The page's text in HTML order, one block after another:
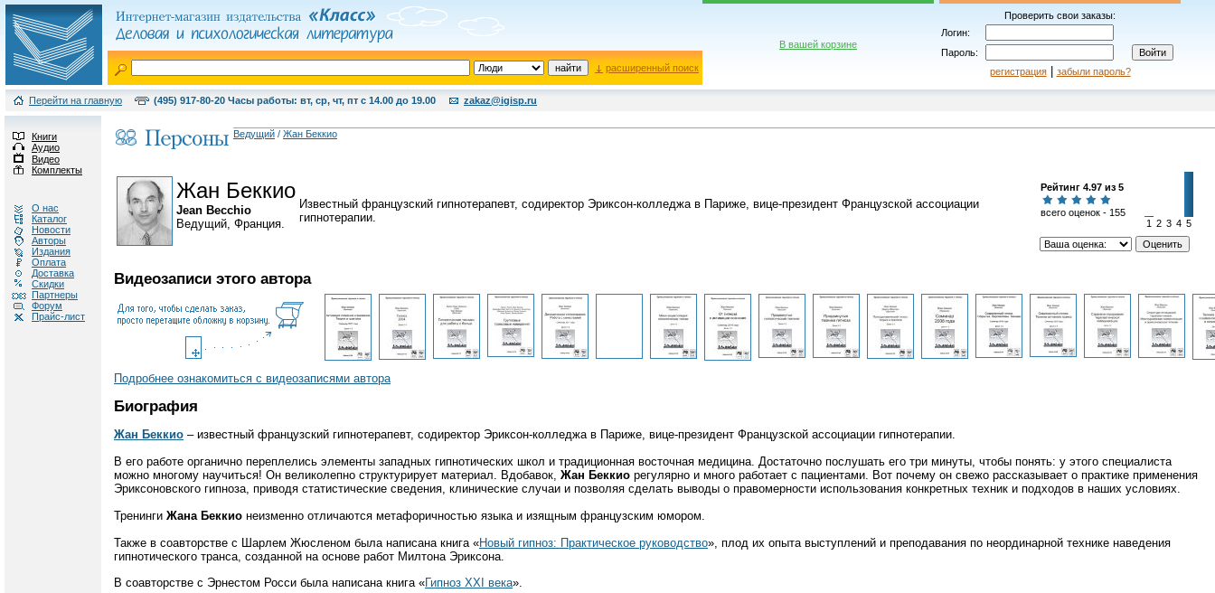
расширенный поиск
В вашей корзине
Проверить свои заказы:
Логин:
Пароль:
регистрация| забыли пароль?
Перейти на главную (495) 917-80-20 Часы работы: вт, ср, чт, пт с 14.00 до 19.00 zakaz@igisp.ru
Книги
Аудио
Видео
Комплекты
О нас
Каталог
Новости
Авторы
Издания
Оплата
Доставка
Скидки
Партнеры
Форум
Прайс-лист
Ведущий / Жан Беккио
Жан Беккио
Jean Becchio
Ведущий, Франция.
Известный французский гипнотерапевт, содиректор Эриксон-колледжа в Париже, вице-президент Французской ассоциации
гипнотерапии.
Рейтинг 4.97 из 5
всего оценок - 155
1 2 3 4 5
Видеозаписи этого автора
Подробнее ознакомиться с видеозаписями автора
Биография
Жан Беккио – известный французский гипнотерапевт, содиректор Эриксон-колледжа в Париже, вице-президент Французской ассоциации гипнотерапии.
В его работе органично переплелись элементы западных гипнотических школ и традиционная восточная медицина. Достаточно послушать его три минуты, чтобы понять: у этого специалиста
можно многому научиться! Он великолепно структурирует материал. Вдобавок, Жан Беккио регулярно и много работает с пациентами. Вот почему он свежо рассказывает о практике применения
Эриксоновского гипноза, приводя статистические сведения, клинические случаи и позволяя сделать выводы о правомерности использования конкретных техник и подходов в наших условиях.
Тренинги Жана Беккио неизменно отличаются метафоричностью языка и изящным французским юмором.
Также в соавторстве с Шарлем Жюсленом была написана книга «Новый гипноз: Практическое руководство», плод их опыта выступлений и преподавания по неординарной технике наведения
гипнотического транса, созданной на основе работ Милтона Эриксона.
В соавторстве с Эрнестом Росси была написана книга «Гипноз XXI века».